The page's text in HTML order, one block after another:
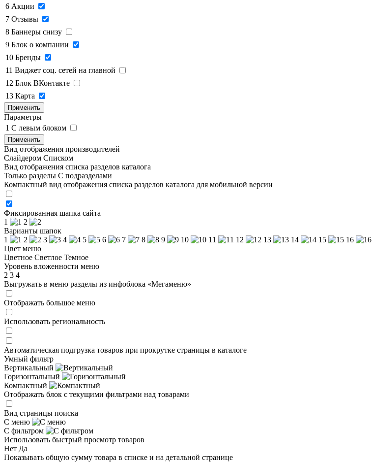
6 Акции
7 Отзывы
8 Баннеры снизу
9 Блок о компании
10 Бренды
11 Виджет соц. сетей на главной
12 Блок ВКонтакте
13 Карта
Применить
Параметры
1 C левым блоком
Применить
Вид отображения производителей
Слайдером Списком
Вид отображения списка разделов каталога
Только разделы С подразделами
Компактный вид отображения списка разделов каталога для мобильной версии
Фиксированная шапка сайта
1
2
Варианты шапок
1
2 3 4 5 6 7 8 9 10 11 12 13 14 15 16
Цвет меню
Цветное Светлое Темное
Уровень вложенности меню
2 3 4
Выгружать в меню разделы из инфоблока «Мегаменю»
Отображать большое меню
Использовать региональность
Автоматическая подгрузка товаров при прокрутке страницы в каталоге
Умный фильтр
Вертикальный
Горизонтальный
Компактный
Отображать блок с текущими фильтрами над товарами
Вид страницы поиска
С меню
С фильтром
Использовать быстрый просмотр товаров
Нет Да
Показывать общую сумму товара в списке и на детальной странице